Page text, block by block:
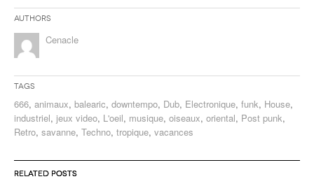
Authors
Cenacle
Tags
666, animaux, balearic, downtempo, Dub, Electronique, funk, House,
industriel, jeux video, L'oeil, musique, oiseaux, oriental, Post punk,
Retro, savanne, Techno, tropique, vacances
RELATED POSTS